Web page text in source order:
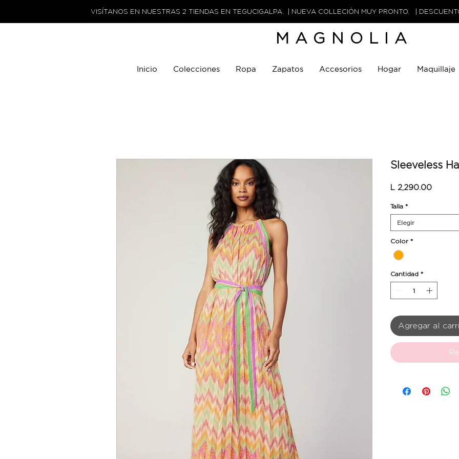
VISÍTANOS EN NUESTRAS 2 TIENDAS EN TEGUCIGALPA. | NUEVA COLLECIÓN MUY PRONTO. |
MAGNOLIA
Inicio Colecciones Ropa Zapatos Accesorios Hogar Maquillaje
Sleeveless
L 2,290.00Precio
Talla *
Elegir
Color *
Cantidad *
Agregar al